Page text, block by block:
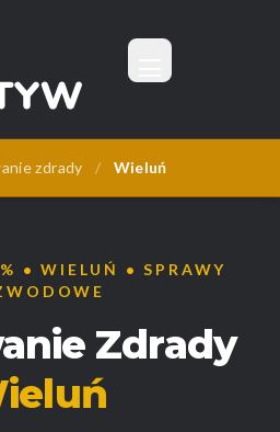
Menu
zdrady / Wieluń
• WIELUŃ • SPRAWY
Zdrady